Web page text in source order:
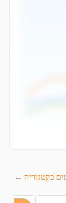
בקטגוריה ←